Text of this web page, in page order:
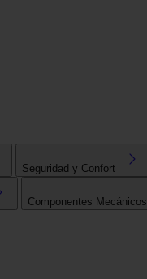
Seguridad y Confort
Componentes Mecánicos